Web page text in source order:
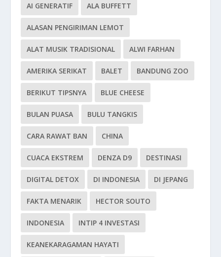
AI GENERATIF ALA BUFFETT
ALASAN PENGIRIMAN LEMOT
ALAT MUSIK TRADISIONAL ALWI FARHAN
AMERIKA SERIKAT BALET BANDUNG ZOO
BERIKUT TIPSNYA BLUE CHEESE
BULAN PUASA BULU TANGKIS
CARA RAWAT BAN CHINA
CUACA EKSTREM DENZA D9 DESTINASI
DIGITAL DETOX DI INDONESIA DI JEPANG
FAKTA MENARIK HECTOR SOUTO
INDONESIA INTIP 4 INVESTASI
KEANEKARAGAMAN HAYATI